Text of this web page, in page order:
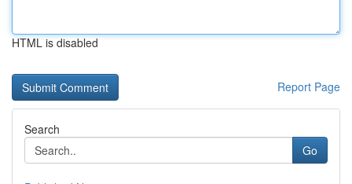
HTML is disabled
Report Page
Search
Go